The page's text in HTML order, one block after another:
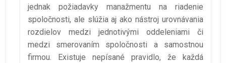
jednak požiadavky manažmentu na riadenie
spoločnosti, ale slúžia aj ako nástroj urovnávania
rozdielov medzi jednotivými oddeleniami či
medzi smerovaním spoločnosti a samostnou
firmou. Existuje nepísané pravidlo, že každá